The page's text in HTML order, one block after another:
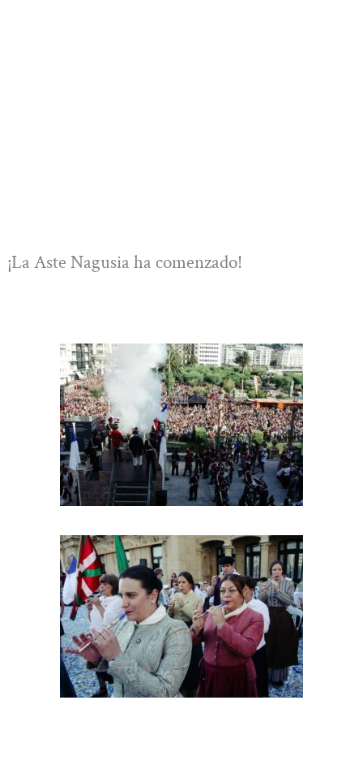
¡La Aste Nagusia ha comenzado!